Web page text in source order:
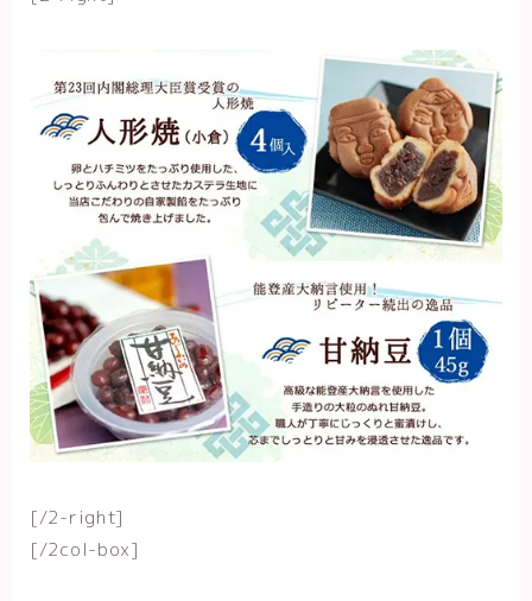
[/2-right]
[/2col-box]